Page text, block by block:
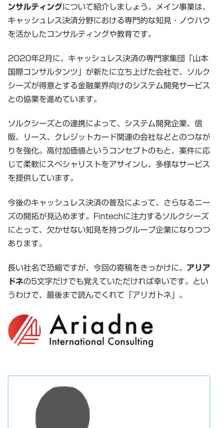
ンサルティングについて紹介しましょう。メイン事業は、
キャッシュレス決済分野における専門的な知見・ノウハウ
を活かしたコンサルティングや教育です。
2020年2月に、キャッシュレス決済の専門家集団「山本
国際コンサルタンツ」が新たに立ち上げた会社で、ソルク
シーズが得意とする金融業界向けのシステム開発サービス
との協業を進めています。
ソルクシーズとの連携によって、システム開発企業、信
販、リース、クレジットカード関連の会社などとのつなが
りを強化。高付加価値というコンセプトのもと、案件に応
じて柔軟にスペシャリストをアサインし、多様なサービス
を提供しています。
今後のキャッシュレス決済の普及によって、さらなるニー
ズの開拓が見込めます。Fintechに注力するソルクシーズ
にとって、欠かせない知見を持つグループ企業になりつつ
あります。
長い社名で恐縮ですが、今回の寄稿をきっかけに、 アリア
ドネの5文字だけでも覚えていただければ幸いです。とい
うわけで、最後まで読んでくれて「アリガトネ」。